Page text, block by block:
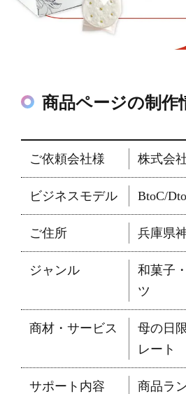
商品ページの制作
ご依頼会社様 株式会
ビジネスモデル BtoC/
ご住所 兵庫県
ジャンル
和菓子
ツ
商材・サービス
母の日
レート
サポート内容
商品ラ